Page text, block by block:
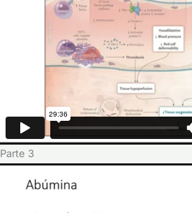
Parte 3